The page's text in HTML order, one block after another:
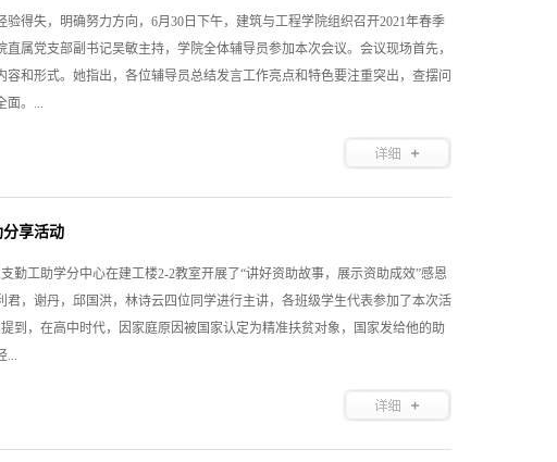
得失，明确努力方向，6月30日下午，建筑与工程学院组织召开2021年春季
属党支部副书记吴敏主持，学院全体辅导员参加本次会议。会议现场首先，
和形式。她指出，各位辅导员总结发言工作亮点和特色要注重突出，查摆问
面。...
享活动
勤工助学分中心在建工楼2-2教室开展了“讲好资助故事，展示资助成效”感恩
君，谢丹，邱国洪，林诗云四位同学进行主讲，各班级学生代表参加了本次活
到，在高中时代，因家庭原因被国家认定为精准扶贫对象，国家发给他的助
...